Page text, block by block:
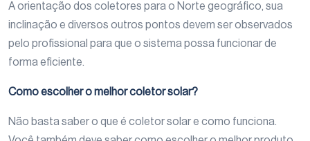
A orientação dos coletores para o Norte geográfico, sua
inclinação e diversos outros pontos devem ser observados
pelo profissional para que o sistema possa funcionar de
forma eficiente.
Como escolher o melhor coletor solar?
Não basta saber o que é coletor solar e como funciona.